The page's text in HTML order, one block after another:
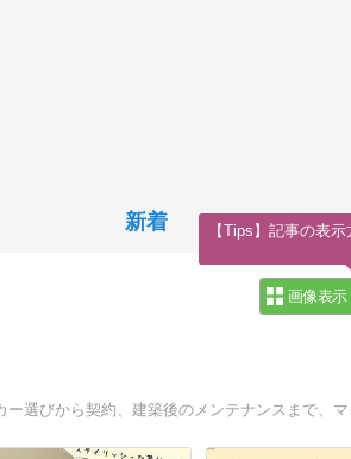
新着
画像表示
【Tips】記事の表